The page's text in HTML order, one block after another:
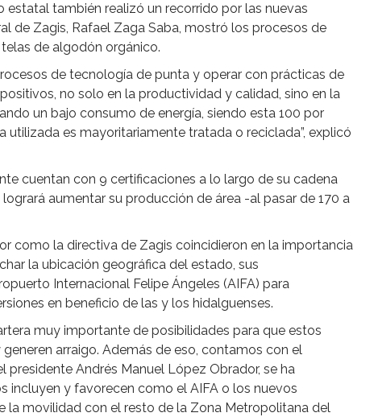
estatal también realizó un recorrido por las nuevas
de Zagis, Rafael Zaga Saba, mostró los procesos de
de algodón orgánico.
de tecnología de punta y operar con prácticas de
no solo en la productividad y calidad, sino en la
un bajo consumo de energía, siendo esta 100 por
utilizada es mayoritariamente tratada o reciclada”, explicó
cuentan con 9 certificaciones a lo largo de su cadena
aumentar su producción de área -al pasar de 170 a
como la directiva de Zagis coincidieron en la importancia
la ubicación geográfica del estado, sus
Internacional Felipe Ángeles (AIFA) para
en beneficio de las y los hidalguenses.
muy importante de posibilidades para que estos
arraigo. Además de eso, contamos con el
presidente Andrés Manuel López Obrador, se ha
incluyen y favorecen como el AIFA o los nuevos
la movilidad con el resto de la Zona Metropolitana del